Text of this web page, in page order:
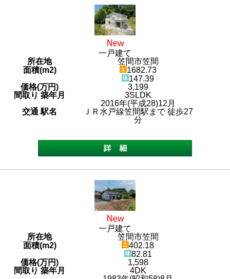
一戸建て
所在地
笠間市笠間
面積(m2)
1682.73
147.39
価格(万円)
3,199
間取り 築年月
3SLDK
2016年(平成28)12月
交通 駅名
ＪＲ水戸線笠間駅まで 徒歩27
分
一戸建て
所在地
笠間市笠間
面積(m2)
402.18
82.81
価格(万円)
1,598
間取り 築年月
4DK